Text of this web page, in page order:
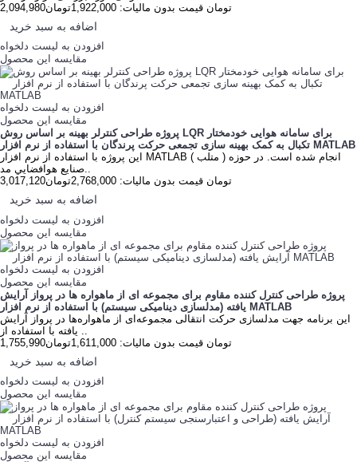
2,094,980تومان قیمت بدون مالیات: 1,922,000تومان
اضافه به سبد خرید
افزودن به لیست دلخواه
مقایسه این محصول
افزودن به لیست دلخواه
مقایسه این محصول
پروژه طراحی کنترلر بهینه بر اساس روش LQR برای سامانه هوايی خودمختار
تک‫بال‬ به کمک بهينه سازی تجمعی حرکت پرندگان با استفاده از نرم افزار MATLAB
این پروژه با استفاده از نرم افزار MATLAB ( متلب ) انجام شده است. در حوزه
صنايع هوافضايي مد..
3,017,120تومان قیمت بدون مالیات: 2,768,000تومان
اضافه به سبد خرید
افزودن به لیست دلخواه
مقایسه این محصول
افزودن به لیست دلخواه
مقایسه این محصول
پروژه طراحی کنترل کننده مقاوم برای مجموعه ای از ماهواره ها در پرواز آرایش
یافته (مدلسازی دینامیکی سیستم) با استفاده از نرم افزار MATLAB
این برنامه جهت مدلسازی حرکت انتقالی مجموعه‌ای از ماهواره‌ها در پرواز آرایش
1,755,990تومان قیمت بدون مالیات: 1,611,000تومان
اضافه به سبد خرید
افزودن به لیست دلخواه
مقایسه این محصول
افزودن به لیست دلخواه
مقایسه این محصول